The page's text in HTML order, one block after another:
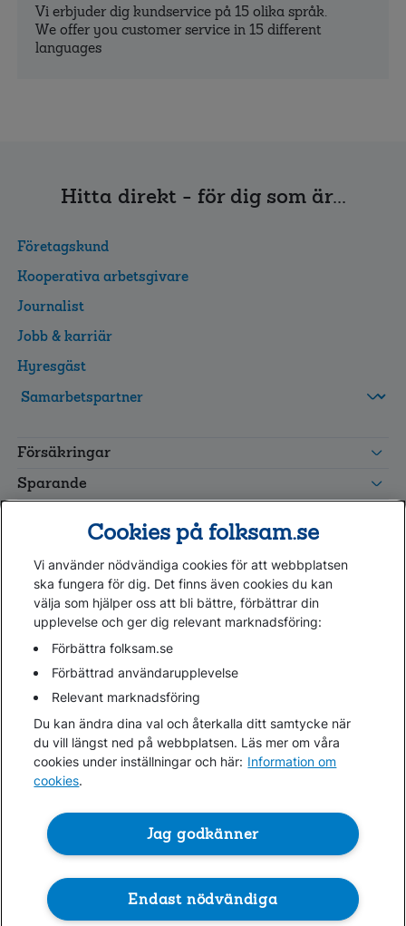
Vi erbjuder dig kundservice på 15 olika språk.
We offer you customer service in 15 different
languages
Hitta direkt - för dig som är...
Företagskund
Kooperativa arbetsgivare
Journalist
Jobb & karriär
Hyresgäst
grupp
Leverantörswebb
Försäkringar
Sparande
Kundservice
Hjälp
Webbkarta
Cookies
Hantera cookies
Personuppgifter GDPR
Tillgänglighetsredogörelse
Om penningtvättslagen
Lättläst
Folksam ©
Cookies på folksam.se
Vi använder nödvändiga cookies för att webbplatsen
ska fungera för dig. Det finns även cookies du kan
välja som hjälper oss att bli bättre, förbättrar din
upplevelse och ger dig relevant marknadsföring:
Förbättra folksam.se
Förbättrad användarupplevelse
Relevant marknadsföring
Du kan ändra dina val och återkalla ditt samtycke när
du vill längst ned på webbplatsen. Läs mer om våra
cookies under inställningar och här: Information om
cookies.
Jag godkänner
Endast nödvändiga